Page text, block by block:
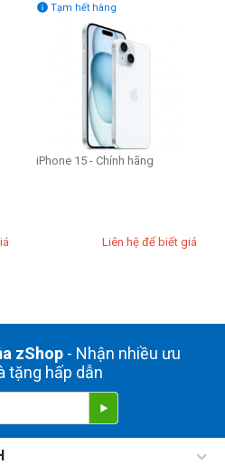
Tạm hết hàng

iPhone 15 - Chính hãng
Liên hệ để biết giá
zShop- Nhận nhiều ưu
tặng hấp dẫn